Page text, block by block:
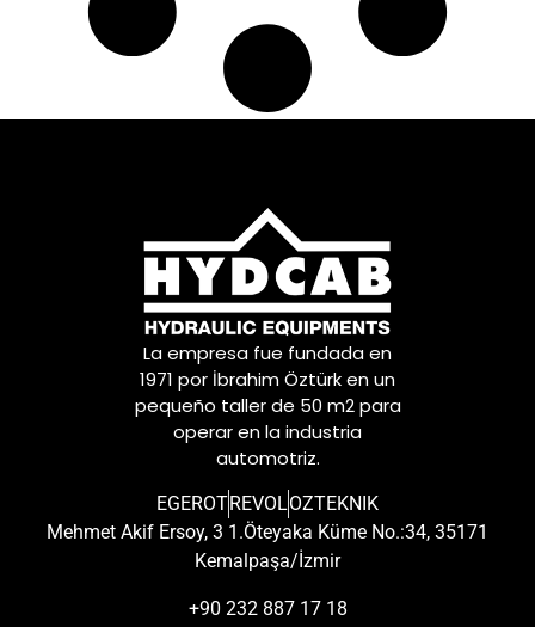
La empresa fue fundada en
1971 por İbrahim Öztürk en un
pequeño taller de 50 m2 para
operar en la industria
automotriz.
EGEROTREVOLOZTEKNIK
Mehmet Akif Ersoy, 3 1.Öteyaka Küme No.:34, 35171
Kemalpaşa/İzmir
+90 232 887 17 18